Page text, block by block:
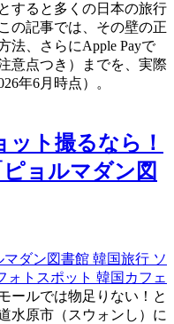
すると多くの日本の旅行
の記事では、その壁の正
法、さらにApple Payで
意点つき）までを、実際
年6月時点）。
ト撮るなら！
ョルマダン図
マダン図書館 韓国旅行 ソ
ォトスポット 韓国カフェ
ールでは物足りない！と
水原市（スウォンし）に